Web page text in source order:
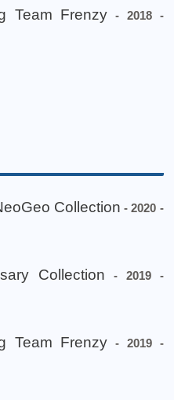
Team Frenzy - 2018 -
Collection - 2020 -
Collection - 2019 -
Team Frenzy - 2019 -